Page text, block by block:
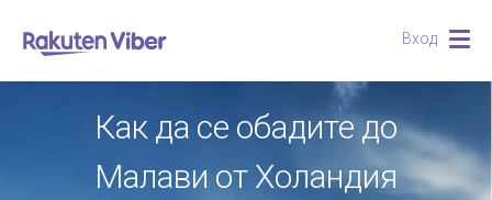
Вход
Как да се обадите до
Малави от Холандия